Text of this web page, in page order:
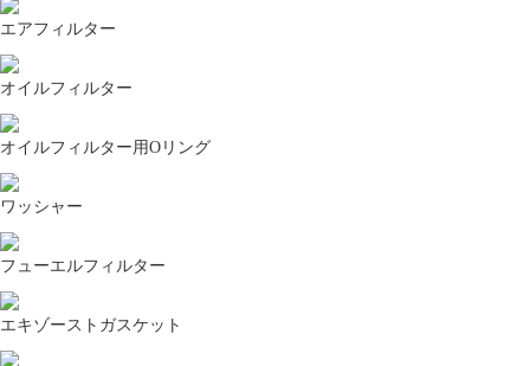
エアフィルター
オイルフィルター
オイルフィルター用Oリング
ワッシャー
フューエルフィルター
エキゾーストガスケット